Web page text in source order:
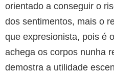
orientado a conseguir o
dos sentimentos, mais o
que expresionista, pois é
achega os corpos nunha
demostra a utilidade